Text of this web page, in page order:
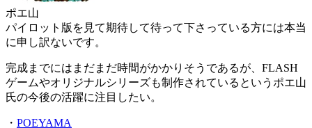
ポエ山
パイロット版を見て期待して待って下さっている方には本当
に申し訳ないです。
完成までにはまだまだ時間がかかりそうであるが、FLASH
ゲームやオリジナルシリーズも制作されているというポエ山
氏の今後の活躍に注目したい。
・ POEYAMA